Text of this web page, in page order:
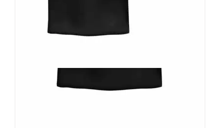
Wonderland 13 T-Shirt Black is